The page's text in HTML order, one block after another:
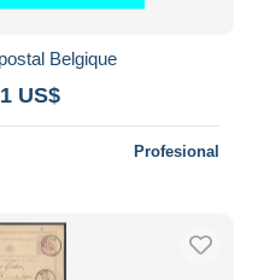
Belgique
US$
Profesional